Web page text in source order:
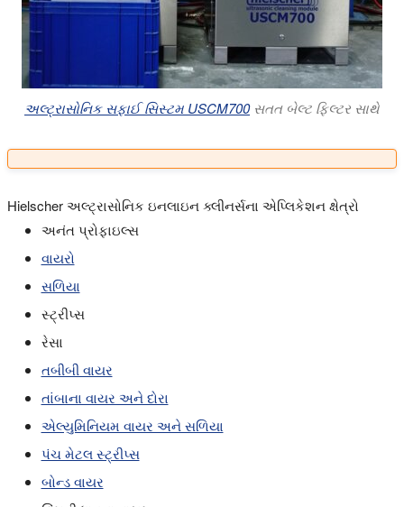
અલ્ટ્રાસોનિક સફાઈ સિસ્ટમ USCM700સતત બેલ્ટ ફિલ્ટર સાથે
Hielscher અલ્ટ્રાસોનિક ઇનલાઇન ક્લીનર્સના એપ્લિકેશન ક્ષેત્રો
અનંત પ્રોફાઇલ્સ
વાયરો
સળિયા
સ્ટ્રીપ્સ
રેસા
તબીબી વાયર
તાંબાના વાયર અને દોરા
એલ્યુમિનિયમ વાયર અને સળિયા
પંચ મેટલ સ્ટ્રીપ્સ
બોન્ડ વાયર